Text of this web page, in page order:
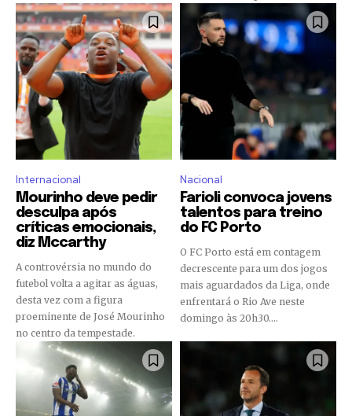
Internacional
Mourinho deve pedir
desculpa após
críticas emocionais,
diz Mccarthy
A controvérsia no mundo do
futebol volta a agitar as águas,
desta vez com a figura
proeminente de José Mourinho
no centro da tempestade.
Nacional
Farioli convoca jovens
talentos para treino
do FC Porto
O FC Porto está em contagem
decrescente para um dos jogos
mais aguardados da Liga, onde
enfrentará o Rio Ave neste
domingo às 20h30....